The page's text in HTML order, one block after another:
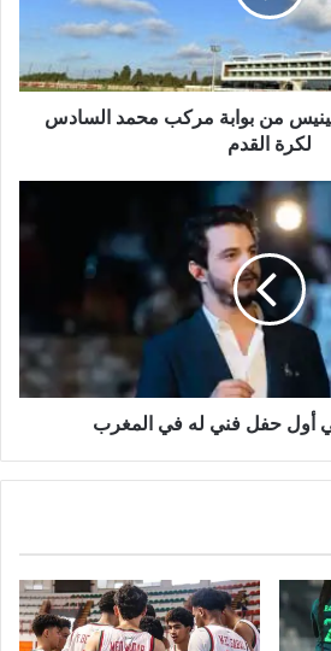
من بوابة مركب محمد السادس
لكرة القدم
أول حفل فني له في المغرب